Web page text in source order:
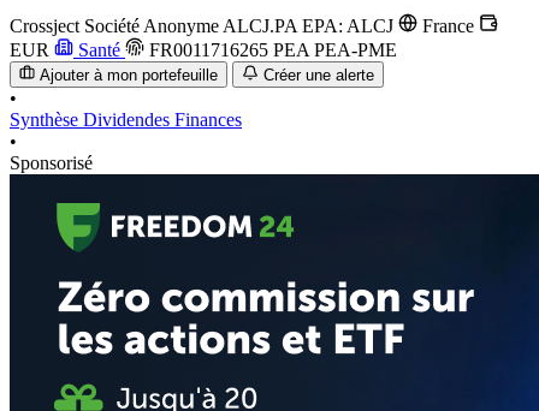
Crossject Société Anonyme ALCJ.PA EPA: ALCJ
France
EUR
Santé FR0011716265 PEA PEA-PME
Ajouter à mon portefeuille Créer une alerte
•
Synthèse Dividendes Finances
•
Sponsorisé